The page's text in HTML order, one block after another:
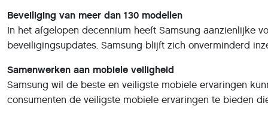
Beveiliging van meer dan 130 modellen
In het afgelopen decennium heeft Samsung aanzienlijke
beveiligingsupdates. Samsung blijft zich onverminderd
Samenwerken aan mobiele veiligheid
Samsung wil de beste en veiligste mobiele ervaringen
consumenten de veiligste mobiele ervaringen te bieden